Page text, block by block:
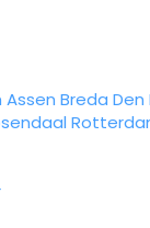
Assen Breda Den